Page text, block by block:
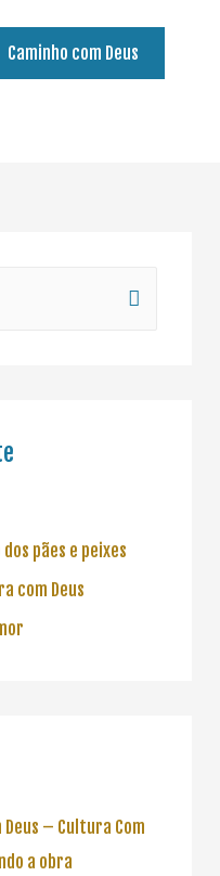
Caminho com Deus
pães e peixes
com Deus
– Cultura Com
a obra